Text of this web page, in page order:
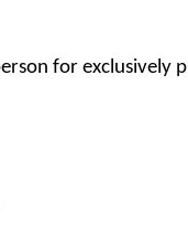
for exclusively